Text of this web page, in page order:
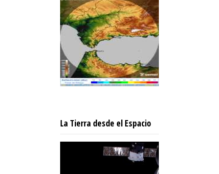
La Tierra desde el Espacio